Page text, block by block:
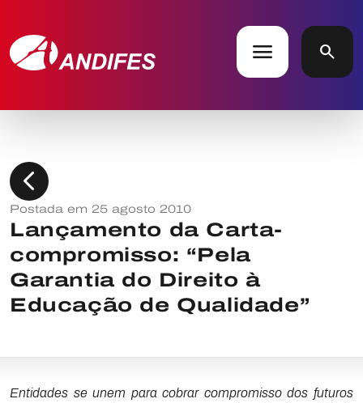
menu search
chevron_left
Postada em 25 agosto 2010
Lançamento da Carta-
compromisso: “Pela
Garantia do Direito à
Educação de Qualidade”
Entidades se unem para cobrar compromisso dos futuros